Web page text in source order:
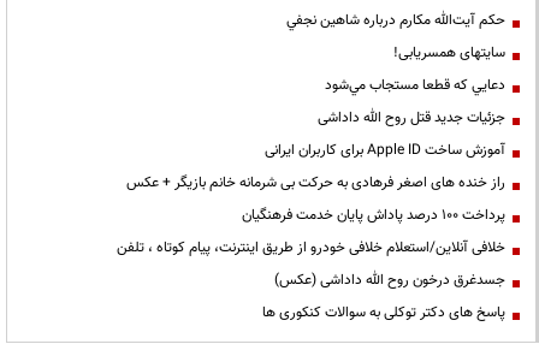
حكم آيت‌الله مكارم درباره شاهين نجفي
سایتهای همسریابی!
دعايي كه قطعا مستجاب مي‌شود
جزئیات جدید قتل روح الله داداشی
آموزش ساخت Apple ID برای کاربران ایرانی
راز خنده های اصغر فرهادی به حرکت بی شرمانه خانم بازیگر + عکس
پرداخت ۱۰۰ درصد پاداش پایان خدمت فرهنگیان
خلافی آنلاین/استعلام خلافی خودرو از طریق اینترنت، پیام کوتاه ، تلفن
جسدغرق درخون روح الله داداشی (عکس)
پاسخ های دکتر توکلی به سوالات کنکوری ها